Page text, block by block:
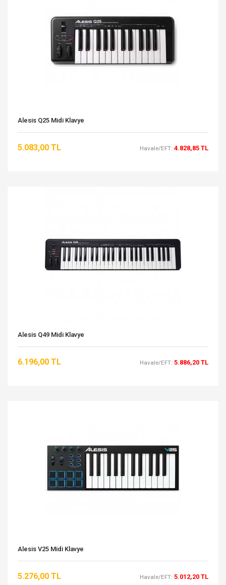
Alesis Q25 Midi Klavye
5.083,00 TL Havale/EFT: 4.828,85 TL
Alesis Q49 Midi Klavye
6.196,00 TL Havale/EFT: 5.886,20 TL
Alesis V25 Midi Klavye
5.276,00 TL Havale/EFT: 5.012,20 TL